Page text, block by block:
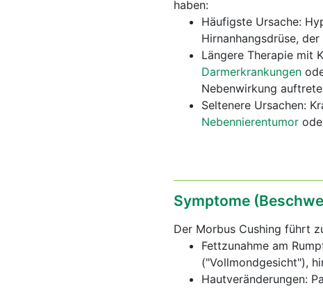
haben:
Häufigste Ursache:
Hirnanhangsdrüse,
Längere Therapie mit
Darmerkrankungen
Nebenwirkung
Seltenere Ursachen:
Nebennierentumor
Symptome
Der Morbus Cushing führt
Fettzunahme am
("Vollmondgesicht"),
Hautveränderungen: